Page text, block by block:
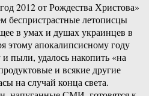
2012 от Рождества Христова»
беспристрастные летописцы
в умах и душах украинцев в
этому апокалипсисному году
пыли, удалось накопить «на
и всякие другие
на случай конца света.